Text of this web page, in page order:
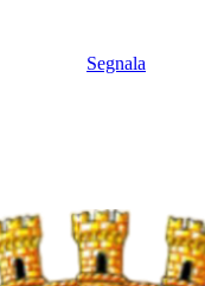
Segnala